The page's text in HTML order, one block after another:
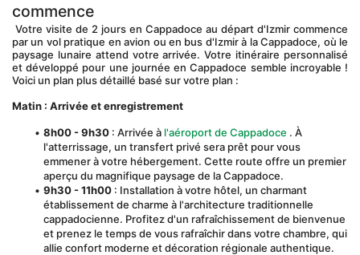
commence
par un vol pratique en avion ou en bus d'Izmir à la Cappadoce, où le
paysage lunaire attend votre arrivée. Votre itinéraire personnalisé
et développé pour une journée en Cappadoce semble incroyable !
Voici un plan plus détaillé basé sur votre plan :
Matin : Arrivée et enregistrement
8h00 - 9h30 : Arrivée à l'aéroport de Cappadoce . À
l'atterrissage, un transfert privé sera prêt pour vous
emmener à votre hébergement. Cette route offre un premier
aperçu du magnifique paysage de la Cappadoce.
9h30 - 11h00 : Installation à votre hôtel, un charmant
établissement de charme à l'architecture traditionnelle
cappadocienne. Profitez d'un rafraîchissement de bienvenue
et prenez le temps de vous rafraîchir dans votre chambre, qui
allie confort moderne et décoration régionale authentique.